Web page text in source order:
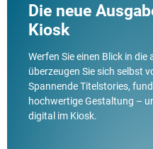
Die neue
Kiosk
Werfen Sie einen Blick in die
überzeugen Sie sich selbst
Spannende Titelstories,
hochwertige Gestaltung –
digital im Kiosk.